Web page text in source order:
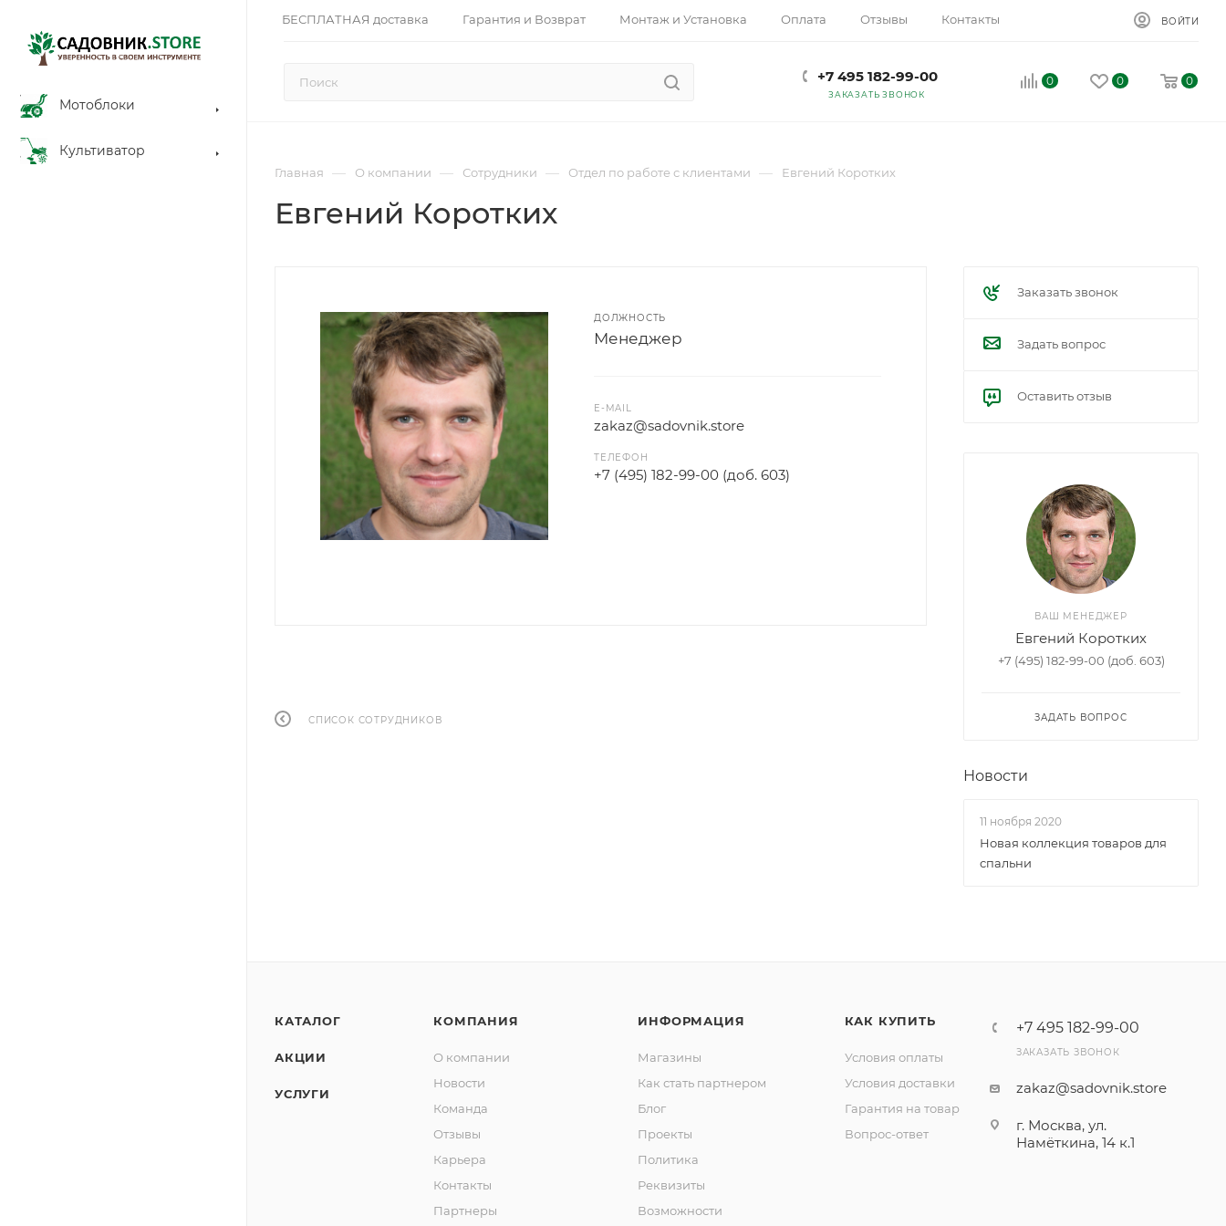
БЕСПЛАТНАЯ доставка Гарантия и Возврат Монтаж и Установка Оплата Отзывы Контакты ВОЙТИ
0 0 0
+7 495 182-99-00
ЗАКАЗАТЬ ЗВОНОК
Мотоблоки
Культиватор
Главная — О компании — Сотрудники — Отдел по работе с клиентами — Евгений Коротких
Евгений Коротких
ДОЛЖНОСТЬ
Менеджер
E-MAIL
zakaz@sadovnik.store
ТЕЛЕФОН
+7 (495) 182-99-00 (доб. 603)
СПИСОК СОТРУДНИКОВ
Заказать звонок
Задать вопрос
Оставить отзыв
ВАШ МЕНЕДЖЕР
Евгений Коротких
+7 (495) 182-99-00 (доб. 603)
ЗАДАТЬ ВОПРОС
Новости
11 ноября 2020
Новая коллекция товаров для
спальни
КАТАЛОГ
АКЦИИ
УСЛУГИ
КОМПАНИЯ
О компании
Новости
Команда
Отзывы
Карьера
Контакты
Партнеры
ИНФОРМАЦИЯ
Магазины
Как стать партнером
Блог
Проекты
Политика
Реквизиты
Возможности
КАК КУПИТЬ
Условия оплаты
Условия доставки
Гарантия на товар
Вопрос-ответ
+7 495 182-99-00
ЗАКАЗАТЬ ЗВОНОК
zakaz@sadovnik.store
г. Москва, ул.
Намёткина, 14 к.1